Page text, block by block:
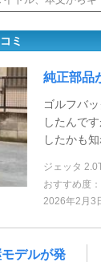
ミ
純正部品
ゴルフバ
したんで
したかも知
ジェッタ
おすすめ度：
2026年2月3
デルが発